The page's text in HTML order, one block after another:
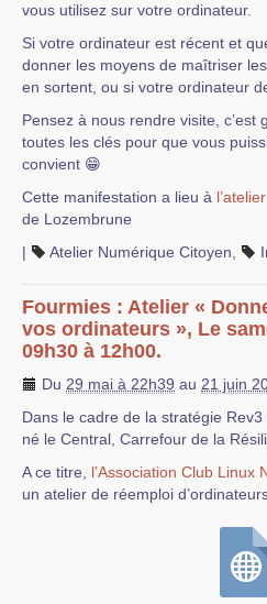
vous utilisez sur votre ordinateur.
Si votre ordinateur est récent et
donner les moyens de maîtriser
en sortent, ou si votre ordinateur
Pensez à nous rendre visite, c’est
toutes les clés pour que vous
convient 😁
Cette manifestation a lieu à
de Lozembrune
|
Atelier Numérique Citoyen
Fourmies : Atelier «
vos ordinateurs », Le
09h30 à 12h00.
Du 29 mai à 22h39 au 21 juin
Dans le cadre de la stratégie
né le Central, Carrefour de la
A ce titre, l’Association Club Linux
un atelier de réemploi